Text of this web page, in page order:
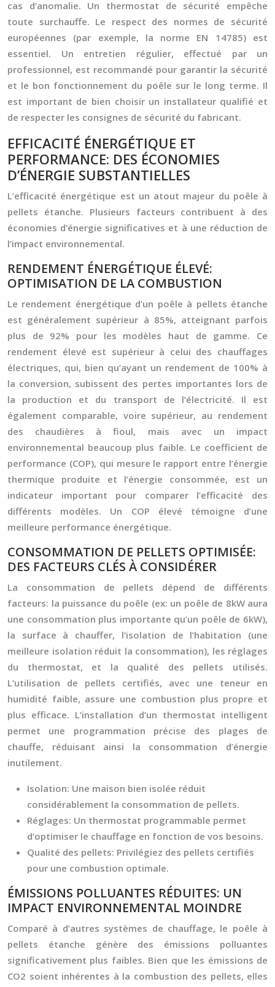
cas d’anomalie. Un thermostat de sécurité empêche
toute surchauffe. Le respect des normes de sécurité
européennes (par exemple, la norme EN 14785) est
essentiel. Un entretien régulier, effectué par un
professionnel, est recommandé pour garantir la sécurité
et le bon fonctionnement du poêle sur le long terme. Il
est important de bien choisir un installateur qualifié et
de respecter les consignes de sécurité du fabricant.
EFFICACITÉ ÉNERGÉTIQUE ET
PERFORMANCE: DES ÉCONOMIES
D’ÉNERGIE SUBSTANTIELLES
L’efficacité énergétique est un atout majeur du poêle à
pellets étanche. Plusieurs facteurs contribuent à des
économies d’énergie significatives et à une réduction de
l’impact environnemental.
RENDEMENT ÉNERGÉTIQUE ÉLEVÉ:
OPTIMISATION DE LA COMBUSTION
Le rendement énergétique d’un poêle à pellets étanche
est généralement supérieur à 85%, atteignant parfois
plus de 92% pour les modèles haut de gamme. Ce
rendement élevé est supérieur à celui des chauffages
électriques, qui, bien qu’ayant un rendement de 100% à
la conversion, subissent des pertes importantes lors de
la production et du transport de l’électricité. Il est
également comparable, voire supérieur, au rendement
des chaudières à fioul, mais avec un impact
environnemental beaucoup plus faible. Le coefficient de
performance (COP), qui mesure le rapport entre l’énergie
thermique produite et l’énergie consommée, est un
indicateur important pour comparer l’efficacité des
différents modèles. Un COP élevé témoigne d’une
meilleure performance énergétique.
CONSOMMATION DE PELLETS OPTIMISÉE:
DES FACTEURS CLÉS À CONSIDÉRER
La consommation de pellets dépend de différents
facteurs: la puissance du poêle (ex: un poêle de 8kW aura
une consommation plus importante qu’un poêle de 6kW),
la surface à chauffer, l’isolation de l’habitation (une
meilleure isolation réduit la consommation), les réglages
du thermostat, et la qualité des pellets utilisés.
L’utilisation de pellets certifiés, avec une teneur en
humidité faible, assure une combustion plus propre et
plus efficace. L’installation d’un thermostat intelligent
permet une programmation précise des plages de
chauffe, réduisant ainsi la consommation d’énergie
inutilement.
Isolation: Une maison bien isolée réduit
considérablement la consommation de pellets.
Réglages: Un thermostat programmable permet
d’optimiser le chauffage en fonction de vos besoins.
Qualité des pellets: Privilégiez des pellets certifiés
pour une combustion optimale.
ÉMISSIONS POLLUANTES RÉDUITES: UN
IMPACT ENVIRONNEMENTAL MOINDRE
Comparé à d’autres systèmes de chauffage, le poêle à
pellets étanche génère des émissions polluantes
significativement plus faibles. Bien que les émissions de
CO2 soient inhérentes à la combustion des pellets, elles